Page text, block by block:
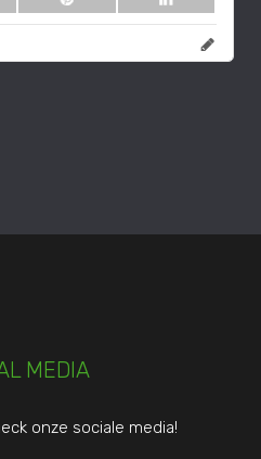
MEDIA
onze sociale media!